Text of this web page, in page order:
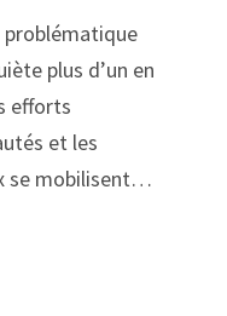
problématique
plus d’un en
efforts
et les
se mobilisent…